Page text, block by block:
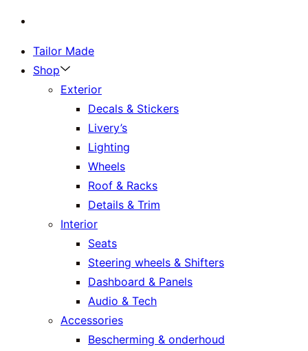
Skip
content
Tailor Made
Shop
Exterior
Decals & Stickers
Livery’s
Lighting
Wheels
Roof & Racks
Details & Trim
Interior
Seats
Steering wheels & Shifters
Dashboard & Panels
Audio & Tech
Accessories
Bescherming & onderhoud